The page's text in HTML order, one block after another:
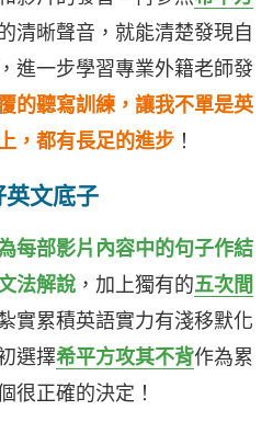
清晰聲音，就能清楚發現自
進一步學習專業外籍老師發
的聽寫訓練， 讓我不單是英
，都有長足的進步 ！
英文底子
每部影片內容中的句子作結
法解說 ，加上獨有的五次間
實累積英語實力有淺移默化
選擇希平方攻其不背作為累
很正確的決定！